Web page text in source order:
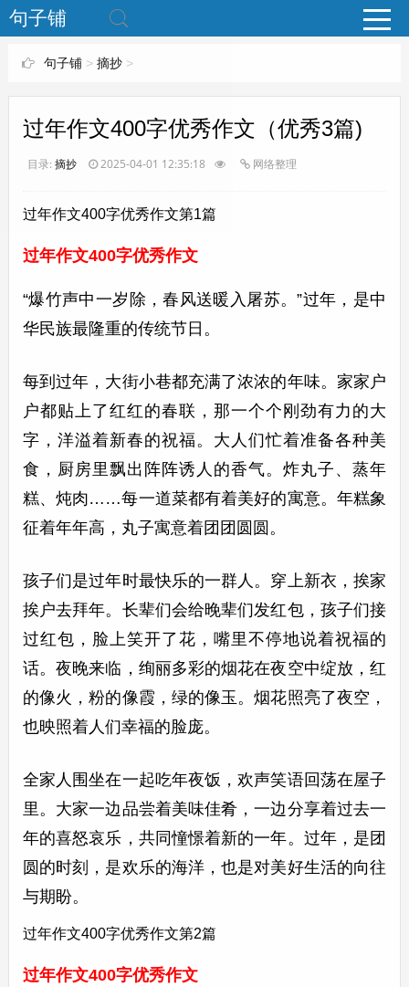
www.bjuzi.com
句子铺
句子铺> 摘抄>
过年作文400字优秀作文（优秀3篇)
目录: 摘抄 2025-04-01 12:35:18 网络整理
过年作文400字优秀作文第1篇
过年作文400字优秀作文
“爆竹声中一岁除，春风送暖入屠苏。”过年，是中
华民族最隆重的传统节日。
每到过年，大街小巷都充满了浓浓的年味。家家户
户都贴上了红红的春联，那一个个刚劲有力的大
字，洋溢着新春的祝福。大人们忙着准备各种美
食，厨房里飘出阵阵诱人的香气。炸丸子、蒸年
糕、炖肉……每一道菜都有着美好的寓意。年糕象
征着年年高，丸子寓意着团团圆圆。
孩子们是过年时最快乐的一群人。穿上新衣，挨家
挨户去拜年。长辈们会给晚辈们发红包，孩子们接
过红包，脸上笑开了花，嘴里不停地说着祝福的
话。夜晚来临，绚丽多彩的烟花在夜空中绽放，红
的像火，粉的像霞，绿的像玉。烟花照亮了夜空，
也映照着人们幸福的脸庞。
全家人围坐在一起吃年夜饭，欢声笑语回荡在屋子
里。大家一边品尝着美味佳肴，一边分享着过去一
年的喜怒哀乐，共同憧憬着新的一年。过年，是团
圆的时刻，是欢乐的海洋，也是对美好生活的向往
与期盼。
过年作文400字优秀作文第2篇
过年作文400字优秀作文